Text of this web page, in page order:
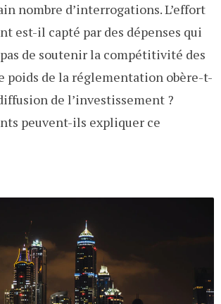
nombre d’interrogations. L’effort
est-il capté par des dépenses qui
de soutenir la compétitivité des
poids de la réglementation obère-t-
de l’investissement ?
peuvent-ils expliquer ce